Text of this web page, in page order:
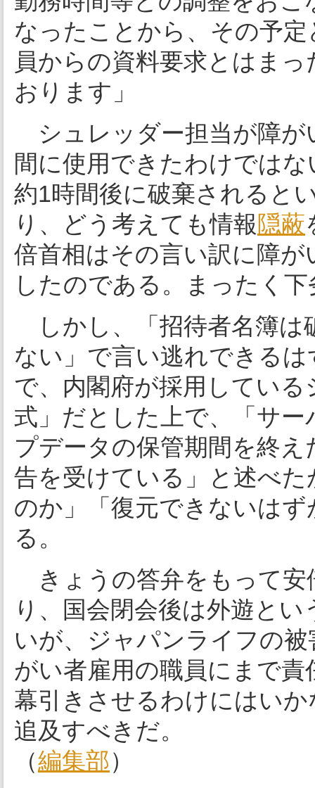
なったことから、その予
員からの資料要求とはま
おります」
シュレッダー担当が障が
間に使用できたわけでは
約1時間後に破棄されると
り、どう考えても情報隠蔽
倍首相はその言い訳に障
したのである。まったく
しかし、「招待者名簿は
ない」で言い逃れできる
で、内閣府が採用してい
式」だとした上で、「サ
プデータの保管期間を終
告を受けている」と述べ
のか」「復元できないは
る。
きょうの答弁をもって安
り、国会閉会後は外遊と
いが、ジャパンライフの
がい者雇用の職員にまで責
幕引きさせるわけにはい
追及すべきだ。
（編集部）